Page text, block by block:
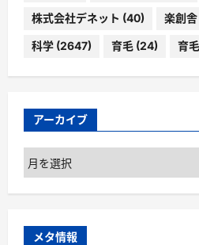
株式会社デネット (40) 楽創舎
科学 (2647) 育毛 (24) 育
アーカイブ
ア
ー
カ
ブ
メタ情報